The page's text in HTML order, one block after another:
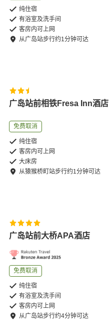
纯住宿
有浴室及洗手间
客房内可上网
从广岛站步行约1分钟可达
广岛站前相铁Fresa Inn酒店
免费取消
纯住宿
客房内可上网
大床房
从猿猴桥町站步行约1分钟可达
广岛站前大桥APA酒店
免费取消
纯住宿
有浴室及洗手间
客房内可上网
从广岛站步行约4分钟可达